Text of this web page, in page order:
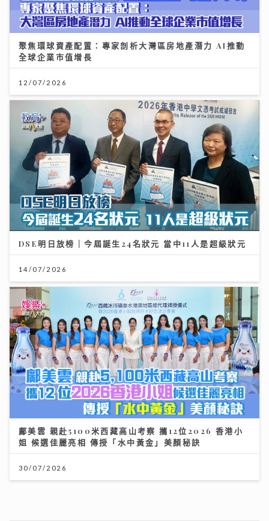
聚焦環球資產配置：專家剖析大灣區房地產潛力 AI推動
全球企業市值增長
12/07/2026
DSE明日放榜｜今屆誕生24名狀元 當中11人是超級狀元
14/07/2026
鄺美雲 親赴5100米西藏高山考察 攜12位2026 香港小
姐 候選佳麗亮相 傳授「水中黃金」美顏秘訣
30/07/2026